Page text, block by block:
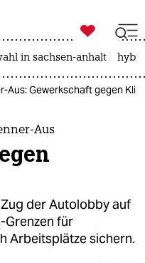

taz zahl ich
in sachsen-anhalt
Aus: Gewerkschaft gegen
Aus
der Autolobby auf
Grenzen für
Arbeitsplätze sichern.